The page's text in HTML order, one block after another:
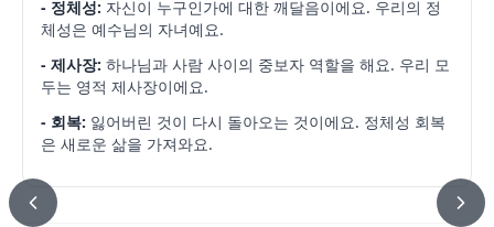
- 정체성: 자신이 누구인가에 대한 깨달음이에요. 우리의 정
체성은 예수님의 자녀예요.
- 제사장: 하나님과 사람 사이의 중보자 역할을 해요. 우리 모
두는 영적 제사장이에요.
- 회복: 잃어버린 것이 다시 돌아오는 것이에요. 정체성 회복
은 새로운 삶을 가져와요.